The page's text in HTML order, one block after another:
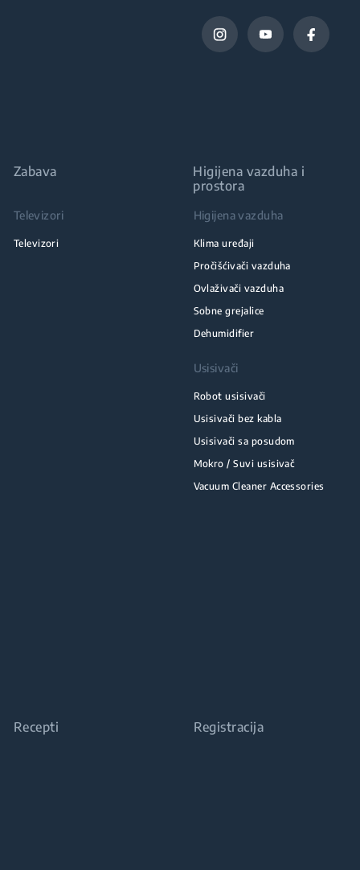
Zabava
Televizori
Televizori
Higijena vazduha i
prostora
Higijena vazduha
Klima uređaji
Pročišćivači vazduha
Ovlaživači vazduha
Sobne grejalice
Dehumidifier
Usisivači
Robot usisivači
Usisivači bez kabla
Usisivači sa posudom
Mokro / Suvi usisivač
Vacuum Cleaner Accessories
Recepti Registracija